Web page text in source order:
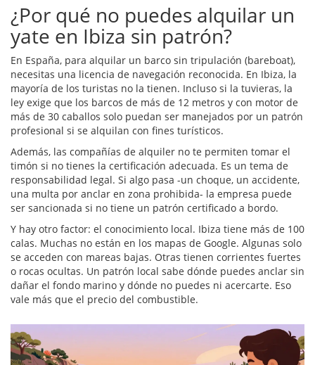
¿Por qué no puedes alquilar un
yate en Ibiza sin patrón?
En España, para alquilar un barco sin tripulación (bareboat),
necesitas una licencia de navegación reconocida. En Ibiza, la
mayoría de los turistas no la tienen. Incluso si la tuvieras, la
ley exige que los barcos de más de 12 metros y con motor de
más de 30 caballos solo puedan ser manejados por un patrón
profesional si se alquilan con fines turísticos.
Además, las compañías de alquiler no te permiten tomar el
timón si no tienes la certificación adecuada. Es un tema de
responsabilidad legal. Si algo pasa -un choque, un accidente,
una multa por anclar en zona prohibida- la empresa puede
ser sancionada si no tiene un patrón certificado a bordo.
Y hay otro factor: el conocimiento local. Ibiza tiene más de 100
calas. Muchas no están en los mapas de Google. Algunas solo
se acceden con mareas bajas. Otras tienen corrientes fuertes
o rocas ocultas. Un patrón local sabe dónde puedes anclar sin
dañar el fondo marino y dónde no puedes ni acercarte. Eso
vale más que el precio del combustible.